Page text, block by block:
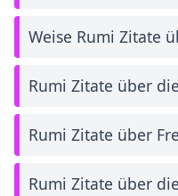
Weise Rumi Zitate
Rumi Zitate über
Rumi Zitate über
Rumi Zitate über